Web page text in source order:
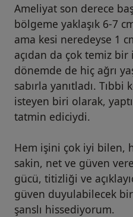
Ameliyat son derece
bölgeme yaklaşık 6-7
ama kesi neredeyse 1
açıdan da çok temiz bir
dönemde de hiç ağrı
sabırla yanıtladı.
isteyen biri olarak,
tatmin ediciydi.
Hem işini çok iyi bilen,
sakin, net ve güven
gücü, titizliği ve
güven duyulabilecek
şanslı hissediyorum.